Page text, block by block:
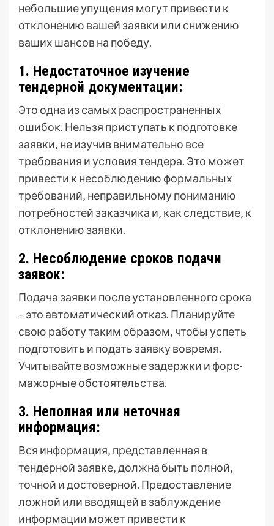
небольшие упущения могут привести к
отклонению вашей заявки или снижению
ваших шансов на победу.
1. Недостаточное изучение
тендерной документации:
Это одна из самых распространенных
ошибок. Нельзя приступать к подготовке
заявки‚ не изучив внимательно все
требования и условия тендера. Это может
привести к несоблюдению формальных
требований‚ неправильному пониманию
потребностей заказчика и‚ как следствие‚ к
отклонению заявки.
2. Несоблюдение сроков подачи
заявок:
Подача заявки после установленного срока
– это автоматический отказ. Планируйте
свою работу таким образом‚ чтобы успеть
подготовить и подать заявку вовремя.
Учитывайте возможные задержки и форс-
мажорные обстоятельства.
3. Неполная или неточная
информация:
Вся информация‚ представленная в
тендерной заявке‚ должна быть полной‚
точной и достоверной. Предоставление
ложной или вводящей в заблуждение
информации может привести к